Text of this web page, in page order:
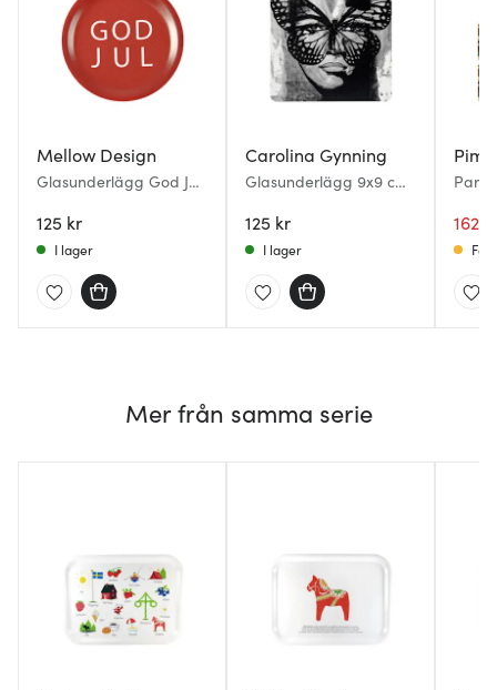
Mellow Design
Glasunderlägg God Jul
125 kr
I lager
Carolina Gynning
Glasunderlägg 9x9 cm
125 kr
I lager
162
Få
Mer från samma serie